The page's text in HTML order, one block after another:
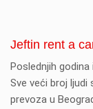
Jeftin rent a
Poslednjih
Sve veći broj
prevoza u